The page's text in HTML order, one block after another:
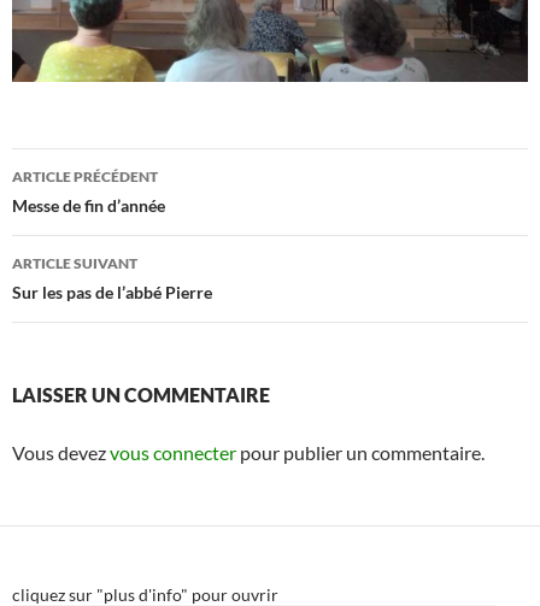
Navigation
des
articles
ARTICLE PRÉCÉDENT
Messe de fin d’année
ARTICLE SUIVANT
Sur les pas de l’abbé Pierre
LAISSER UN COMMENTAIRE
Vous devezvous connecter pour publier un commentaire.
cliquez sur "plus d'info" pour ouvrir